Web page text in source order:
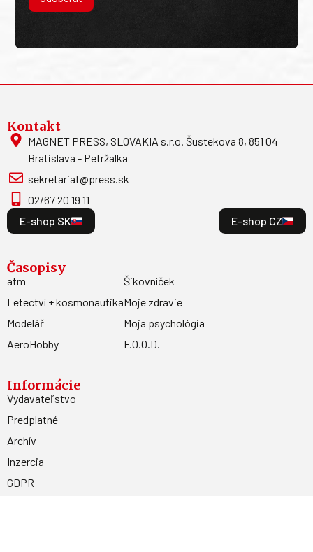
Kontakt
MAGNET PRESS, SLOVAKIA s.r.o. Šustekova 8, 851 04
Bratislava - Petržalka
sekretariat@press.sk
02/67 20 19 11
E-shop SK
E-shop CZ
Časopisy
atm
Letectví + kosmonautika
Modelář
AeroHobby
Šikovníček
Moje zdravie
Moja psychológia
F.O.O.D.
Informácie
Vydavateľstvo
Predplatné
Archív
Inzercia
GDPR